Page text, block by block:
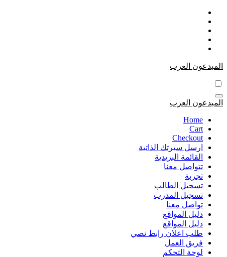
التجاوز
المحتوى
المبدعون العرب
المبدعون العرب
Home
Cart
Checkout
ارسل سيرتك الذاتية
القائمة البريدية
تتواصل معنا
تجربة
تسجيل الطالب
تسجيل المدرب
تواصل معنا
دليل المواقع
دليل المواقع
طلب اعلان رابط نصي
فريق العمل
لوحة التحكم